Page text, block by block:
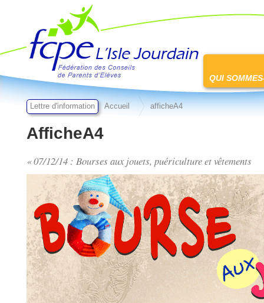
FCPE L'isle jourdain
au
contenu
QUI
Lettre d'information Accueil afficheA4
AfficheA4
« 07/12/14 : Bourses aux jouets, puériculture et vêtements